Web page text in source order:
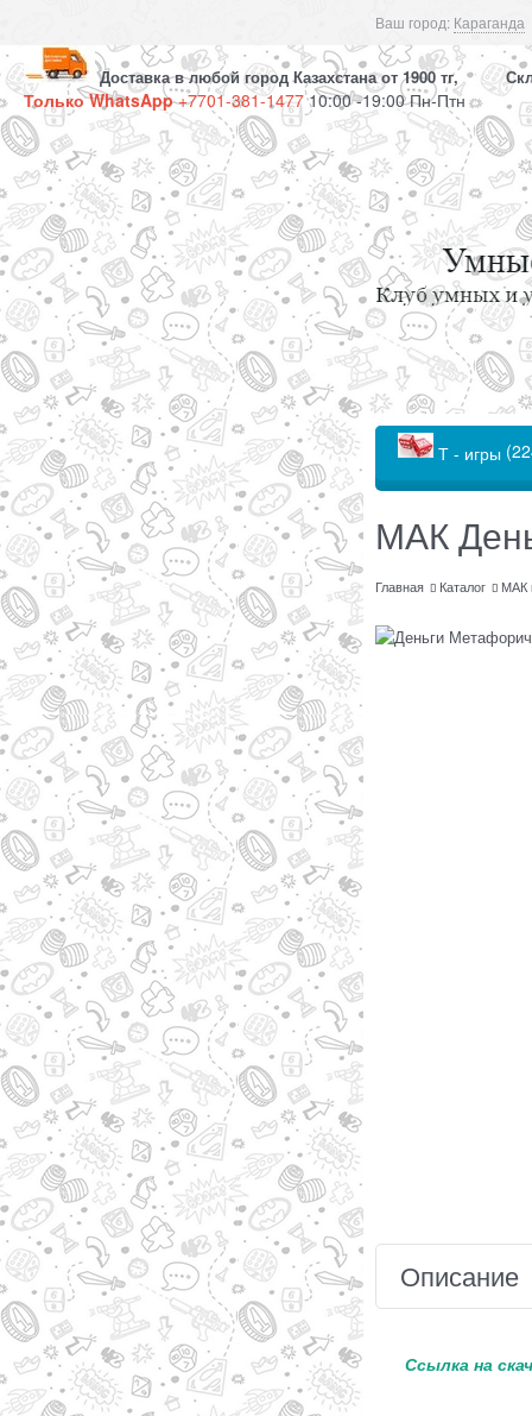
Ваш город: Караганда
Доставка в любой город Казахстана от 1900 тг,
Только WhatsApp+7701-381-147710:00 -19:00 Пн-Птн
Т - игры
МАК
Главная Каталог МАК
Описание
Ссылка на